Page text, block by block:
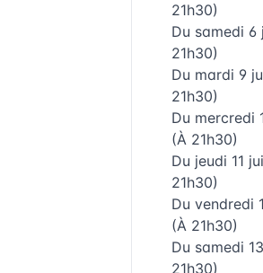
21h30)
Du samedi
21h30)
Du mardi 9
21h30)
Du mercredi
(À 21h30)
Du jeudi 11
21h30)
Duvendredi
(À 21h30)
Du samedi
21h30)